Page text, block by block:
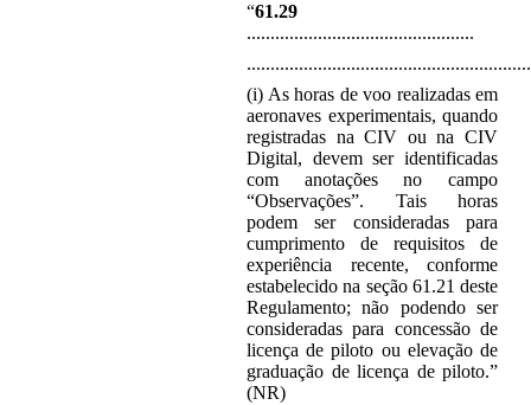
“61.29
................................................
............................................................
(i) As horas de voo realizadas em
aeronaves experimentais, quando
registradas na CIV ou na CIV
Digital, devem ser identificadas
com anotações no campo
“Observações”. Tais horas
podem ser consideradas para
cumprimento de requisitos de
experiência recente, conforme
estabelecido na seção 61.21 deste
Regulamento; não podendo ser
consideradas para concessão de
licença de piloto ou elevação de
graduação de licença de piloto.”
(NR)